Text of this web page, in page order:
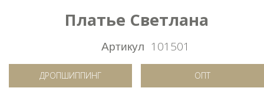
Платье Светлана
Артикул 101501
ДРОПШИППИНГ ОПТ